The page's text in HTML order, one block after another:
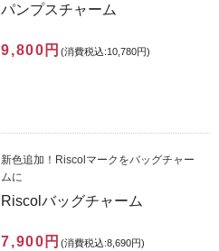
パンプスチャーム
9,800円 (消費税込:10,780円)
新色追加！Riscolマークをバッグチャー
ムに
Riscolバッグチャーム
7,900円 (消費税込:8,690円)